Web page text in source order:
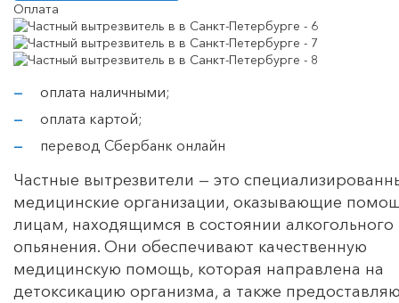
Оплата
оплата наличными;
оплата картой;
перевод Сбербанк онлайн
Частные вытрезвители — это
медицинские организации, оказывающие
лицам, находящимся в состоянии алкогольного
опьянения. Они обеспечивают качественную
медицинскую помощь, которая направлена на
детоксикацию организма, а также